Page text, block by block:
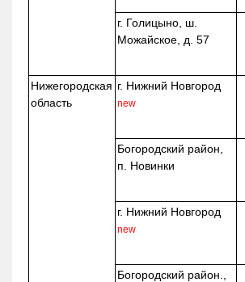
г. Голицыно, ш.
Можайское, д. 57
Нижегородская
область
г. Нижний Новгород
new
Богородский район,
п. Новинки
г. Нижний Новгород
new
Богородский район.,